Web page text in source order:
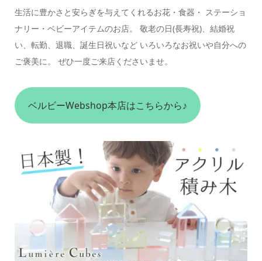
生活に豊かさと安らぎを与えてくれるお花・食器・ ステーショ
ナリー・ベビーアイテムのお店。 敬老の日(長寿祝)、結婚祝
い、転勤、退職、誕生日祝いなど いろいろなお祝いや自分への
ご褒美に。 ぜひ一度ご来店くださいませ。
ベルビーWebshop本店はこちらから♪